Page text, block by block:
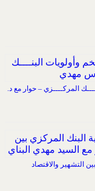
المركــــزي – حوار مع د.
التشهير والاقتصاد